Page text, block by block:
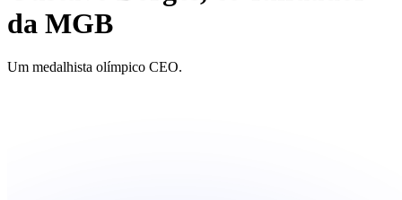
da MGB
Um medalhista olímpico CEO.